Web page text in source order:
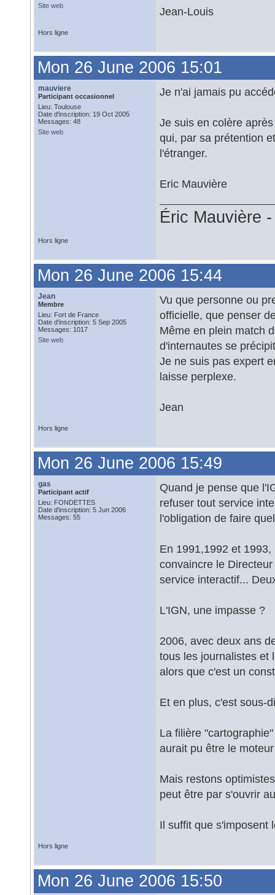
Site web
Jean-Louis
Hors ligne
Mon 26 June 2006 15:01
mauviere
Participant occasionnel
Lieu: Toulouse
Date d'inscription: 19 Oct 2005
Messages: 48
Site web
Je n'ai jamais pu
Je suis en colère
qui, par sa prétention
l'étranger.
Eric Mauvière
Éric Mauvière
Hors ligne
Mon 26 June 2006 15:44
Jean
Membre
Lieu: Fort de France
Date d'inscription: 5 Sep 2005
Messages: 1017
Site web
Vu que personne ou
officielle, que penser
Même en plein match
d'internautes se
Je ne suis pas expert
laisse perplexe.
Jean
Hors ligne
Mon 26 June 2006 15:49
gas
Participant actif
Lieu: FONDETTES
Date d'inscription: 5 Jun 2006
Messages: 55
Quand je pense que
refuser tout service
l'obligation de faire
En 1991,1992 et
convaincre le
service interactif...
L'IGN, une impasse ?
2006, avec deux ans
tous les journalistes et
alors que c'est un
Et en plus, c'est sous-
La filière
aurait pu être le
Mais restons
peut être par s'ouvrir
Il suffit que s'imposent
Hors ligne
Mon 26 June 2006 15:50